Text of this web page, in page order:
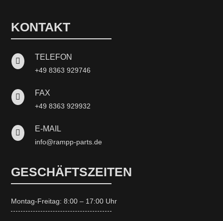
KONTAKT
 TELEFON
+49 8363 929746
 FAX
+49 8363 929932
 E-MAIL
info@rampp-parts.de
GESCHÄFTSZEITEN
Montag-Freitag: 8:00 – 17:00 Uhr